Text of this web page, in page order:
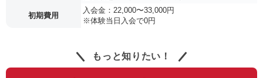
初期費用
入会金：22,000〜33,000円
※体験当日入会で0円
もっと知りたい！